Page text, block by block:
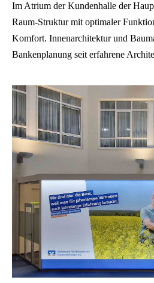
Im Atrium der Kundenhalle der
Raum-Struktur mit optimaler
Komfort. Innenarchitektur und
Bankenplanung seit erfahrene